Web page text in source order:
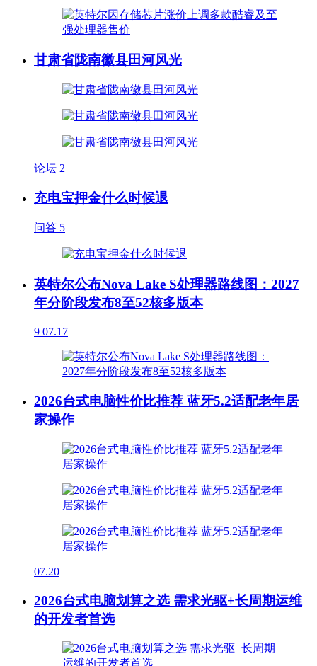
甘肃省陇南徽县田河风光
论坛 2
充电宝押金什么时候退
问答 5
英特尔公布Nova Lake S处理器路线图：2027
年分阶段发布8至52核多版本
9 07.17
2026台式电脑性价比推荐 蓝牙5.2适配老年居
家操作
07.20
2026台式电脑划算之选 需求光驱+长周期运维
的开发者首选